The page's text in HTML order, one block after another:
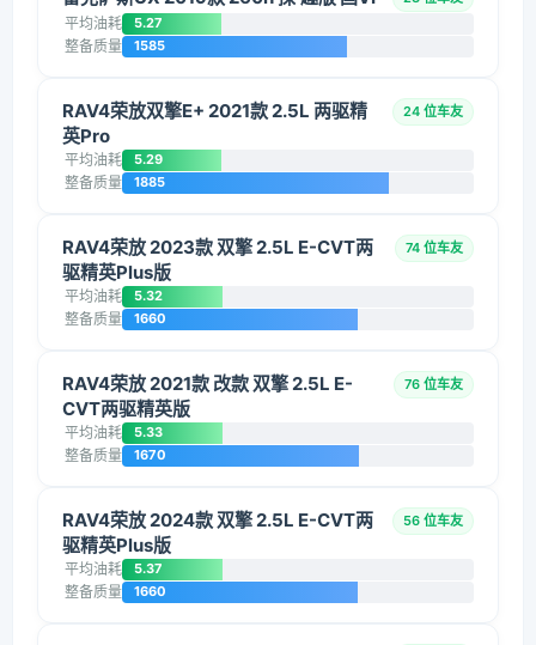
平均油耗 5.27
整备质量 1585
RAV4荣放双擎E+ 2021款 2.5L 两驱精
英Pro
24 位车友
平均油耗 5.29
整备质量 1885
RAV4荣放 2023款 双擎 2.5L E-CVT两
驱精英Plus版
74 位车友
平均油耗 5.32
整备质量 1660
RAV4荣放 2021款 改款 双擎 2.5L E-
CVT两驱精英版
76 位车友
平均油耗 5.33
整备质量 1670
RAV4荣放 2024款 双擎 2.5L E-CVT两
驱精英Plus版
56 位车友
平均油耗 5.37
整备质量 1660